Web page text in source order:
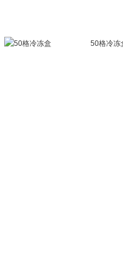
50格冷冻